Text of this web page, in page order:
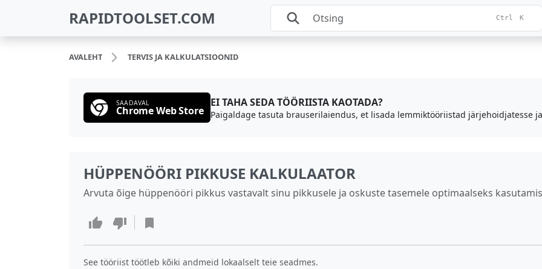
RAPIDTOOLSET.COM Ctrl K
AVALEHT TERVIS JA KALKULATSIOONID
SAADAVAL
Chrome Web Store
EI TAHA SEDA TÖÖRIISTA KAOTADA?
Paigaldage tasuta brauserilaiendus, et lisada lemmiktööriistad järjehoidjatesse
HÜPPENÖÖRI PIKKUSE KALKULAATOR
Arvuta õige hüppenööri pikkus vastavalt sinu pikkusele ja oskuste tasemele optimaalseks
See tööriist töötleb kõiki andmeid lokaalselt teie seadmes.